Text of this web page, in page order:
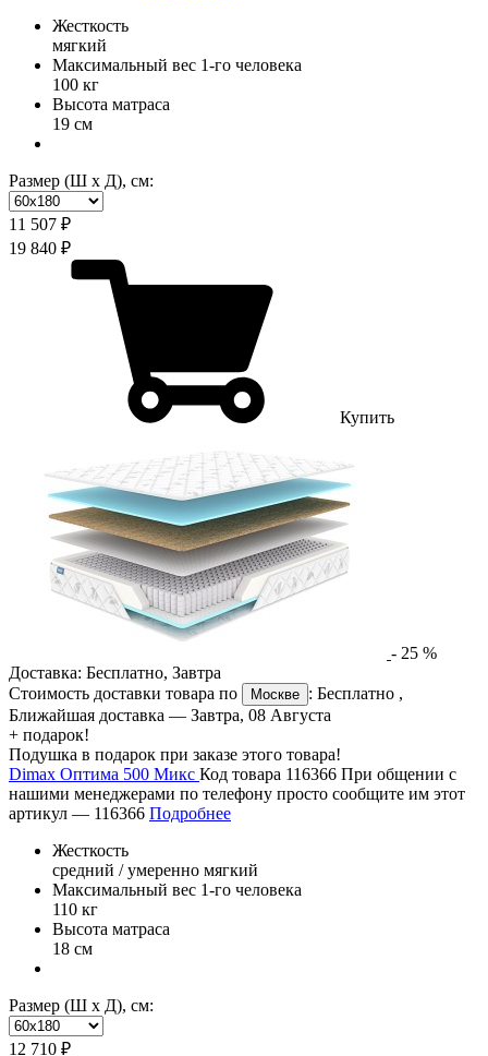
Жесткость
мягкий
Максимальный вес 1-го человека
100 кг
Высота матраса
19 см
Размер (Ш х Д), см:
11 507 ₽
19 840 ₽
Купить
- 25 %
Доставка: Бесплатно, Завтра
Стоимость доставки товара по
Москве : Бесплатно ,
Ближайшая доставка — Завтра, 08 Августа
+ подарок!
Подушка в подарок при заказе этого товара!
Dimax Оптима 500 Микс Код товара 116366 При общении с
нашими менеджерами по телефону просто сообщите им этот
артикул — 116366 Подробнее
Жесткость
средний / умеренно мягкий
Максимальный вес 1-го человека
110 кг
Высота матраса
18 см
Размер (Ш х Д), см:
12 710 ₽